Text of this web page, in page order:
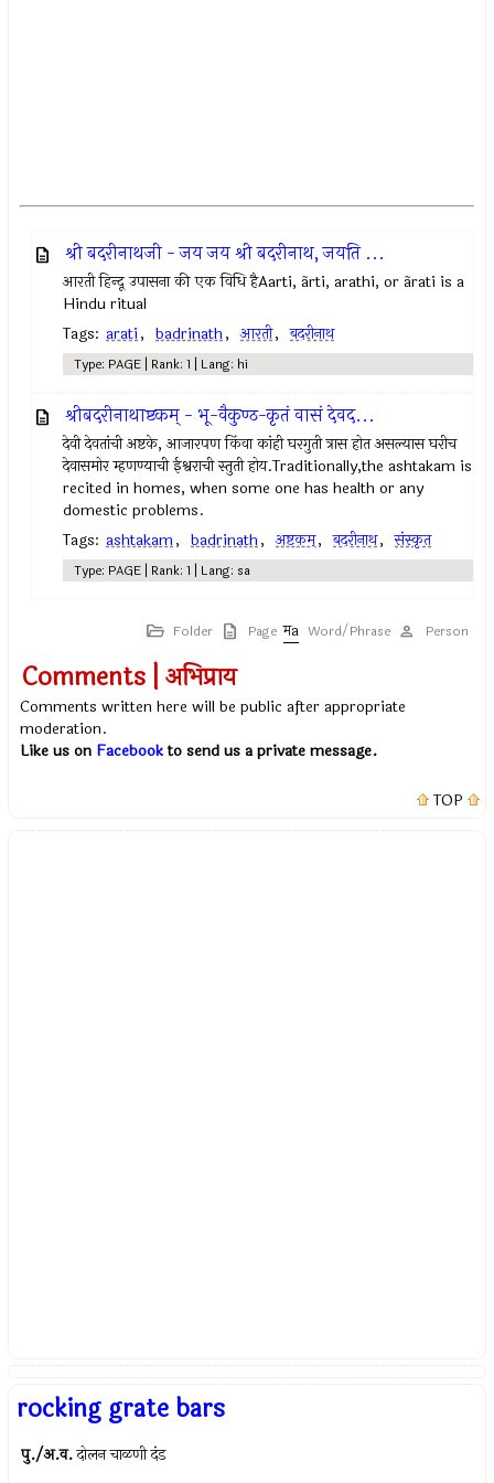
श्री बदरीनाथजी - जय जय श्री बदरीनाथ, जयति ...
आरती हिन्दू उपासना की एक विधि हैAarti, ãrti, arathi, or ãrati is a
Hindu ritual
Tags: arati, badrinath, आरती, बदरीनाथ
Type: PAGE | Rank: 1 | Lang: hi
श्रीबदरीनाथाष्टकम् - भू-वैकुण्ठ-कृतं वासं देवद...
देवी देवतांची अष्टके, आजारपण किंवा कांही घरगुती त्रास होत असल्यास घरीच
देवासमोर म्हणण्याची ईश्वराची स्तुती होय.Traditionally,the ashtakam is
recited in homes, when some one has health or any
domestic problems.
Tags: ashtakam, badrinath, अष्टकम्‌, बदरीनाथ, संस्कृत
Type: PAGE | Rank: 1 | Lang: sa
Folder Page Word/Phrase Person
Comments | अभिप्राय
Comments written here will be public after appropriate
moderation.
Like us on Facebookto send us a private message.
TOP
rocking grate bars
पु./अ.व. दोलन चाळणी दंड